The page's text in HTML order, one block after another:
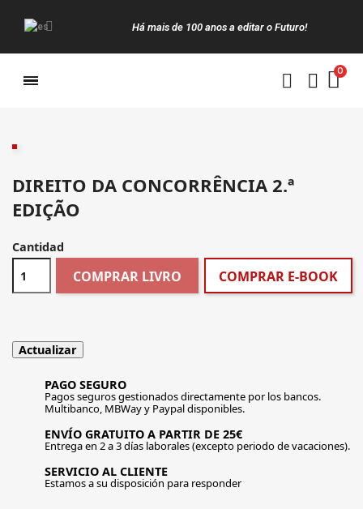
Há mais de 100 anos a editar o Futuro!
DIREITO DA CONCORRÊNCIA 2.ª
EDIÇÃO
Cantidad
COMPRAR LIVRO COMPRAR E-BOOK
PAGO SEGURO
Pagos seguros gestionados directamente por los bancos.
Multibanco, MBWay y Paypal disponibles.
ENVÍO GRATUITO A PARTIR DE 25€
Entrega en 2 a 3 días laborales (excepto periodo de vacaciones).
SERVICIO AL CLIENTE
Estamos a su disposición para responder